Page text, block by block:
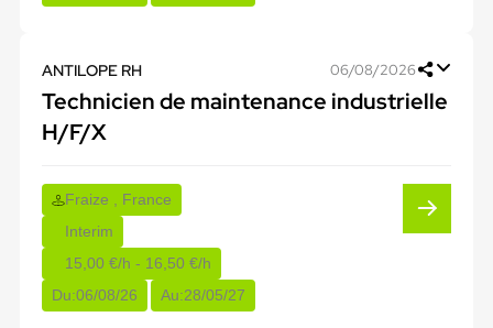
ANTILOPE RH 06/08/2026
Technicien de maintenance industrielle
H/F/X
Fraize , France
Interim
15,00 €/h - 16,50 €/h
Du:06/08/26 Au:28/05/27